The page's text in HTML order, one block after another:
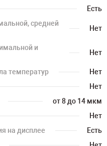
Есть
средней
Нет
и
Нет
температур
Нет
Нет
от 8 до 14 мкм
Нет
на дисплее
Есть